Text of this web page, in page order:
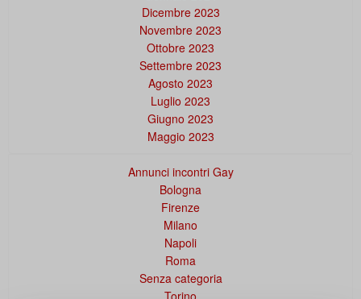
Dicembre 2023
Novembre 2023
Ottobre 2023
Settembre 2023
Agosto 2023
Luglio 2023
Giugno 2023
Maggio 2023
Annunci incontri Gay
Bologna
Firenze
Milano
Napoli
Roma
Senza categoria
Torino